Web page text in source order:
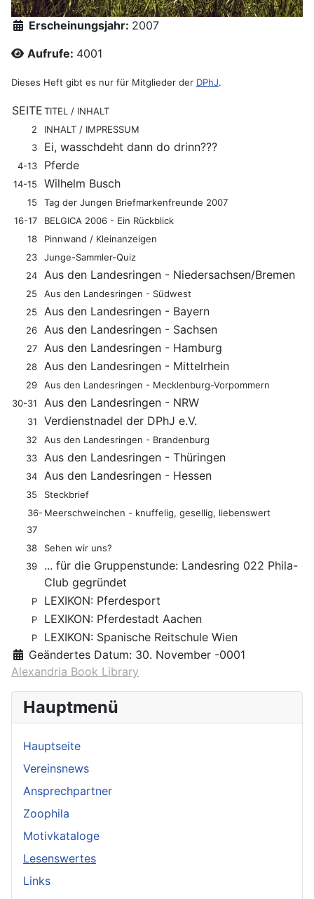
Hauptmenü
Hauptseite
Vereinsnews
Ansprechpartner
Zoophila
Motivkataloge
Lesenswertes
Links
Erscheinungsjahr: 2007
Aufrufe: 4001
Dieses Heft gibt es nur für Mitglieder der DPhJ.
SEITETITEL / INHALT
2
INHALT / IMPRESSUM
3
Ei, wasschdeht dann do drinn???
4-13 Pferde
14-15 Wilhelm Busch
15
Tag der Jungen Briefmarkenfreunde 2007
16-17
BELGICA 2006 - Ein Rückblick
18
Pinnwand / Kleinanzeigen
23
Junge-Sammler-Quiz
24
Aus den Landesringen - Niedersachsen/Bremen
25
Aus den Landesringen - Südwest
25
Aus den Landesringen - Bayern
26 Aus den Landesringen - Sachsen
27 Aus den Landesringen - Hamburg
28 Aus den Landesringen - Mittelrhein
29
Aus den Landesringen - Mecklenburg-Vorpommern
30-31
Aus den Landesringen - NRW
31 Verdienstnadel der DPhJ e.V.
32
Aus den Landesringen - Brandenburg
33
Aus den Landesringen - Thüringen
34 Aus den Landesringen - Hessen
35
Steckbrief
36-
37
Meerschweinchen - knuffelig, gesellig, liebenswert
38
Sehen wir uns?
39
... für die Gruppenstunde: Landesring 022 Phila-
Club gegründet
P LEXIKON: Pferdesport
P LEXIKON: Pferdestadt Aachen
P
LEXIKON: Spanische Reitschule Wien
Geändertes Datum: 30. November -0001
Alexandria Book Library